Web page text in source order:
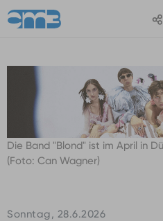
Die Band "Blond" ist im April in
(Foto: Can Wagner)
Sonntag, 28.6.2026